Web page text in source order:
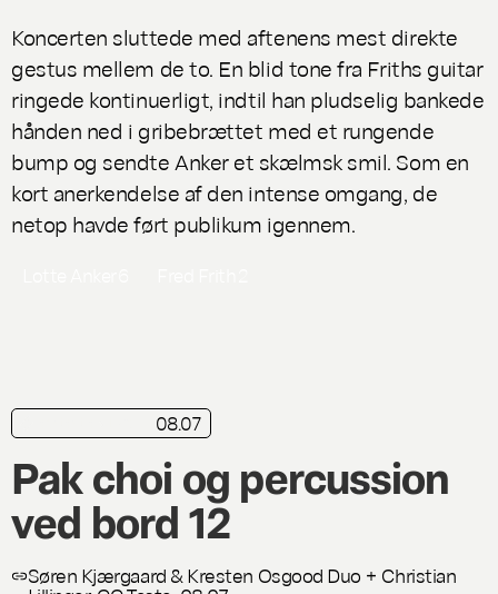
Koncerten sluttede med aftenens mest direkte
gestus mellem de to. En blid tone fra Friths guitar
ringede kontinuerligt, indtil han pludselig bankede
hånden ned i gribebrættet med et rungende
bump og sendte Anker et skælmsk smil. Som en
kort anerkendelse af den intense omgang, de
netop havde ført publikum igennem.
08.07
Pak choi og percussion
ved bord 12
Søren Kjærgaard & Kresten Osgood Duo + Christian